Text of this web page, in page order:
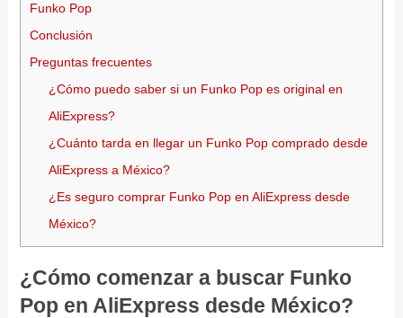
Funko Pop
Conclusión
Preguntas frecuentes
¿Cómo puedo saber si un Funko Pop es original en
AliExpress?
¿Cuánto tarda en llegar un Funko Pop comprado desde
AliExpress a México?
¿Es seguro comprar Funko Pop en AliExpress desde
México?
¿Cómo comenzar a buscar Funko
Pop en AliExpress desde México?